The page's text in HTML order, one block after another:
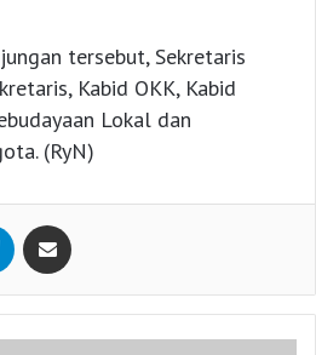
tersebut, Sekretaris
Kabid OKK, Kabid
Lokal dan
(RyN)
Telegram